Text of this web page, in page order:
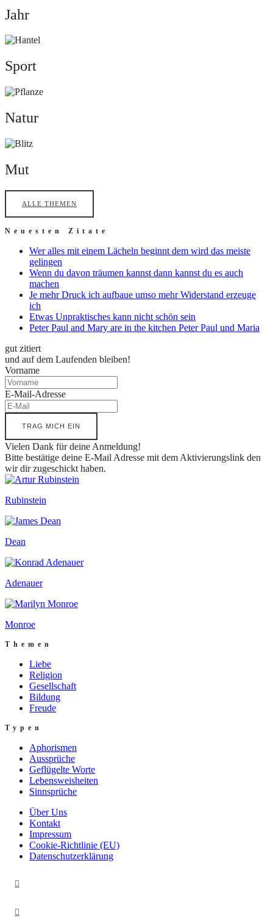
Jahr
Sport
Sport
Natur
Natur
Mut
Mut
ALLE THEMEN
Neuesten Zitate
Wer alles mit einem Lächeln beginnt dem wird das meiste
gelingen
Wenn du davon träumen kannst dann kannst du es auch
machen
Je mehr Druck ich aufbaue umso mehr Widerstand erzeuge
ich
Etwas Unpraktisches kann nicht schön sein
Peter Paul and Mary are in the kitchen Peter Paul und Maria
gut zitiert
und auf dem Laufenden bleiben!
Vorname
E-Mail-Adresse
TRAG MICH EIN
Vielen Dank für deine Anmeldung!
Bitte bestätige deine E-Mail Adresse mit dem Aktivierungslink den
wir dir zugeschickt haben.
Rubinstein
Dean
Adenauer
Monroe
Themen
Liebe
Religion
Gesellschaft
Bildung
Freude
Typen
Aphorismen
Aussprüche
Geflügelte Worte
Lebensweisheiten
Sinnsprüche
Über Uns
Kontakt
Impressum
Cookie-Richtlinie (EU)
Datenschutzerklärung